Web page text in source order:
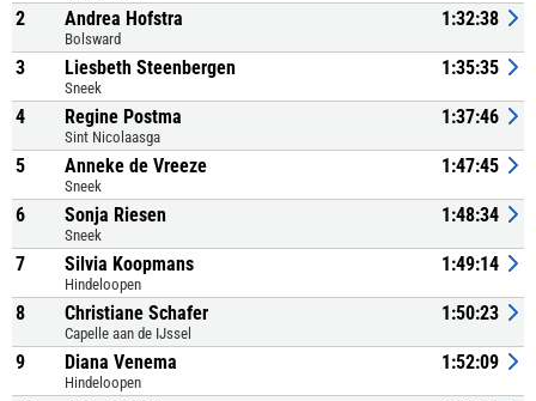
2 Andrea Hofstra
Bolsward
1:32:38
3 Liesbeth Steenbergen
Sneek
1:35:35
4 Regine Postma
Sint Nicolaasga
1:37:46
5 Anneke de Vreeze
Sneek
1:47:45
6 Sonja Riesen
Sneek
1:48:34
7 Silvia Koopmans
Hindeloopen
1:49:14
8 Christiane Schafer
Capelle aan de IJssel
1:50:23
9 Diana Venema
Hindeloopen
1:52:09